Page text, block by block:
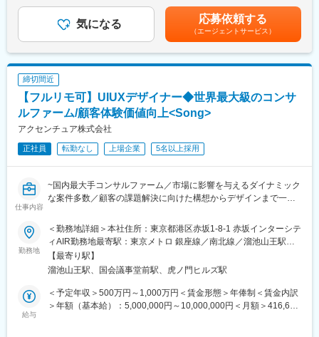
言語：Python（FastAPI, Flask, Streamlitなど）、
TypeScript（Next.js）
クラウド：Microsoft Azure（App Service, Blob Storage,
Functions, Azure OpenAI, Cognitive Services）
データベース：Azure Cosmos DB / PostgreSQL
インフラ構成管理：Terraform, Azure CLI
開発ツール：GitHub, Notion, Figma, Cursor, VSCode
変更の範囲：会社の定める業務
録、不具合情報、過去案件のナレッジなどをAIが構造的に理解
し、設計判断・ナレッジ検索・技術検討・FMEAなどの業務を支
援するプロダクトです。
◇製造業向けAIエージェント「muspec」のプロダクト企画、要件
定義、開発ロードマップ策定
◇顧客の設計開発業務、技術文書、ナレッジ活用課題を踏まえた
機能設計
◇生成AI、自然言語処理、検索技術、ナレッジグラフ等を活用し
たプロダクト開発の推進
◇プロンプト設計、RAG、文書構造化、根拠提示、回答精度向上
ーとの開発マネジメント
◇PoC案件を通じた顧客課題の抽出、プロダクト改善へのフィー
◇セキュリティ、権限管理、監査ログ、データ分離など、法人向
けAIプロダクトに求められる品質・信頼性の向上
◇将来的なプロダクト組織・開発体制の構築、メンバー育成、開
発プロセス整備
■当社について：
当社は、製造業向けに特化したコンサルティング会社です。製造
当社の基準により決定しますが、待遇については応相談となりま
す。■人事評価に基づき年1回の報酬見直し（4月）■業績により年
2回賞与支給 （2025年実績、2.0ヶ月支給）※別途決算賞与あり
（過去5年実績、1.25ヶ月支給）賃金はあくまでも目安の金額であ
り、選考を通じて上下する可能性があります。月給(月額)は固定手
当を含めた表記です。
気になる 応募依頼する
（エージェントサービス）
締切間近
【フルリモ可】UIUXデザイナー◆世界最大級のコンサ
ルファーム/顧客体験価値向上<Song>
アクセンチュア株式会社
正社員 転勤なし 上場企業 5名以上採用
仕事内容
~国内最大手コンサルファーム／市場に影響を与えるダイナミック
な案件多数／顧客の課題解決に向けた構想からデザインまで一貫
●資生堂、PRADA等大手toC企業へのご支援も多数
●【全国フルリモート×フルフレックス×残業抑制施策×有給取得率
は85％】と働き方◎
■Song部門について：
顧客体験価値向上のために、“どうしたら売れるのか”だけでな
く“どうしたら新しい顧客体験を提供できるのか”という点でサービ
ス設計／企画（ブランド戦略、顧客体験設計、マーケティング戦
勤務地
＜勤務地詳細＞本社住所：東京都港区赤坂1-8-1 赤坂インターシテ
ィAIR勤務地最寄駅：東京メトロ 銀座線／南北線／溜池山王駅受
動喫煙対策：屋内全面禁煙変更の範囲：会社の定める事業所（リ
モートワーク含む）
【最寄り駅】
溜池山王駅、国会議事堂前駅、虎ノ門ヒルズ駅
給与
＜予定年収＞500万円～1,000万円＜賃金形態＞年俸制＜賃金内訳
＞年額（基本給）：5,000,000円～10,000,000円＜月額＞416,666